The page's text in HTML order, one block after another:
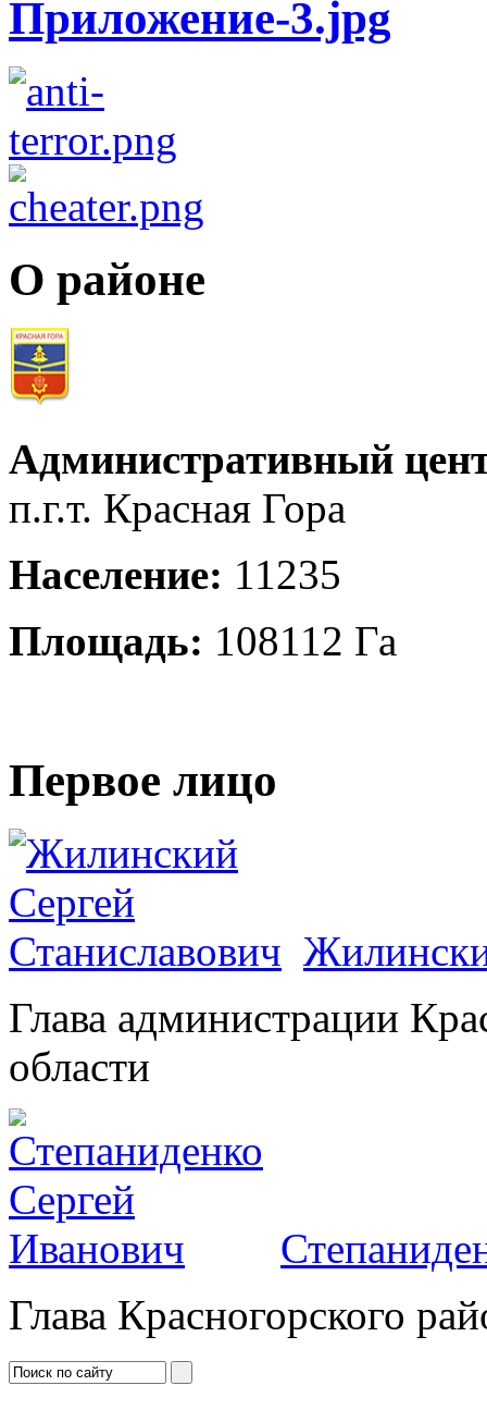
О районе
Административный
п.г.т. Красная Гора
Население: 11235
Площадь: 108112 Га
Первое лицо
Глава администрации
области
Глава Красногорского